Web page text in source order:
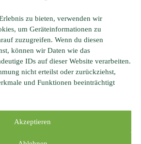
zu bieten, verwenden wir
um Geräteinformationen zu
zuzugreifen. Wenn du diesen
können wir Daten wie das
IDs auf dieser Website verarbeiten.
nicht erteilst oder zurückziehst,
und Funktionen beeinträchtigt
Akzeptieren
buehlau.de
128, 01324 Dresden
Datenschutzerklärung
Cookie-Richtlinie (EU)